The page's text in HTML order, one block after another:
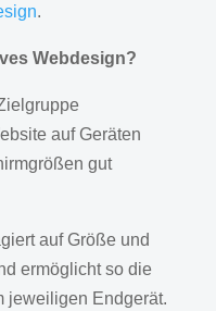
.
Webdesign?
auf Geräten
gut
auf Größe und
ermöglicht so die
jeweiligen Endgerät.